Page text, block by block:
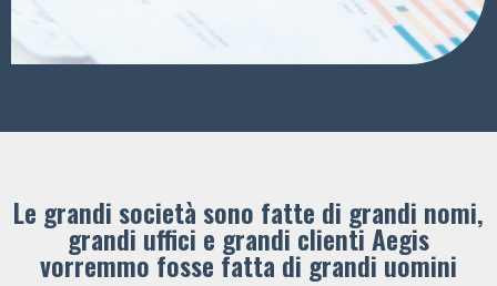
Le grandi società sono fatte di grandi nomi,
grandi uffici e grandi clienti ​Aegis
vorremmo fosse fatta di grandi uomini